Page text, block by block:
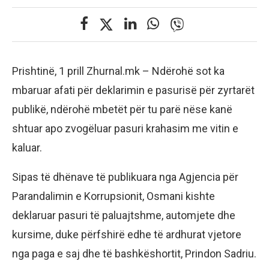
Prishtinë, 1 prill Zhurnal.mk – Ndërohë sot ka
mbaruar afati për deklarimin e pasurisë për zyrtarët
publikë, ndërohë mbetët për tu parë nëse kanë
shtuar apo zvogëluar pasuri krahasim me vitin e
kaluar.
Sipas të dhënave të publikuara nga Agjencia për
Parandalimin e Korrupsionit, Osmani kishte
deklaruar pasuri të paluajtshme, automjete dhe
kursime, duke përfshirë edhe të ardhurat vjetore
nga paga e saj dhe të bashkëshortit, Prindon Sadriu.